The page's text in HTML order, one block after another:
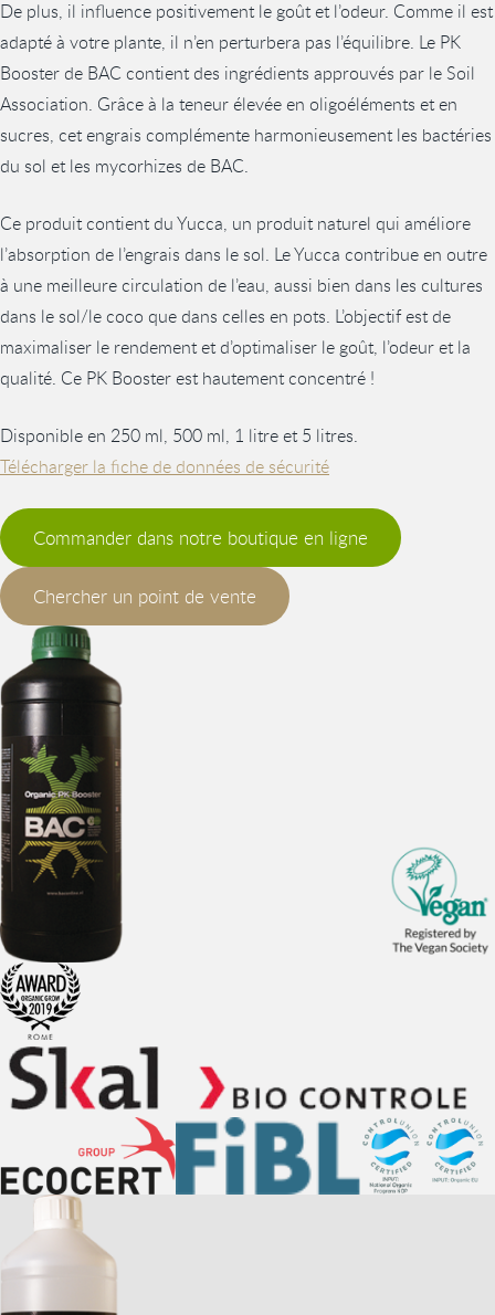
De plus, il influence positivement le goût et l’odeur. Comme il est
adapté à votre plante, il n’en perturbera pas l’équilibre. Le PK
Booster de BAC contient des ingrédients approuvés par le Soil
Association. Grâce à la teneur élevée en oligoéléments et en
sucres, cet engrais complémente harmonieusement les bactéries
du sol et les mycorhizes de BAC.
Ce produit contient du Yucca, un produit naturel qui améliore
l’absorption de l’engrais dans le sol. Le Yucca contribue en outre
à une meilleure circulation de l’eau, aussi bien dans les cultures
dans le sol/le coco que dans celles en pots. L’objectif est de
maximaliser le rendement et d’optimaliser le goût, l’odeur et la
qualité. Ce PK Booster est hautement concentré !
Disponible en 250 ml, 500 ml, 1 litre et 5 litres.
Télécharger la fiche de données de sécurité
Commander dans notre boutique en ligne
Chercher un point de vente